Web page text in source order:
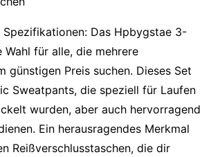
Spezifikationen: Das Hpbygstae 3-
Wahl für alle, die mehrere
günstigen Preis suchen. Dieses Set
Sweatpants, die speziell für Laufen
wurden, aber auch hervorragend
Ein herausragendes Merkmal
Reißverschlusstaschen, die dir